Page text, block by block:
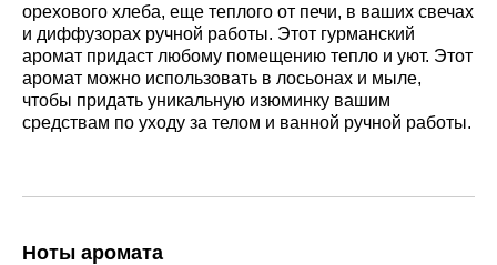
орехового хлеба, еще теплого от печи, в ваших свечах
и диффузорах ручной работы. Этот гурманский
аромат придаст любому помещению тепло и уют. Этот
аромат можно использовать в лосьонах и мыле,
чтобы придать уникальную изюминку вашим
средствам по уходу за телом и ванной ручной работы.
Ноты аромата